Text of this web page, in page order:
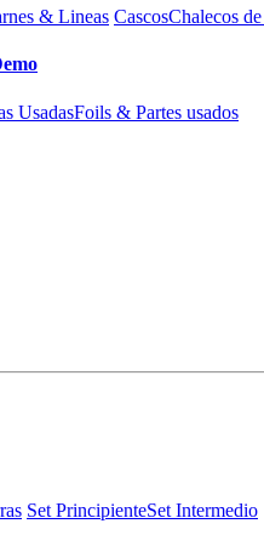
& Lineas CascosChalecos
UsadasFoils & Partes usados
Set PrincipienteSet Intermedio